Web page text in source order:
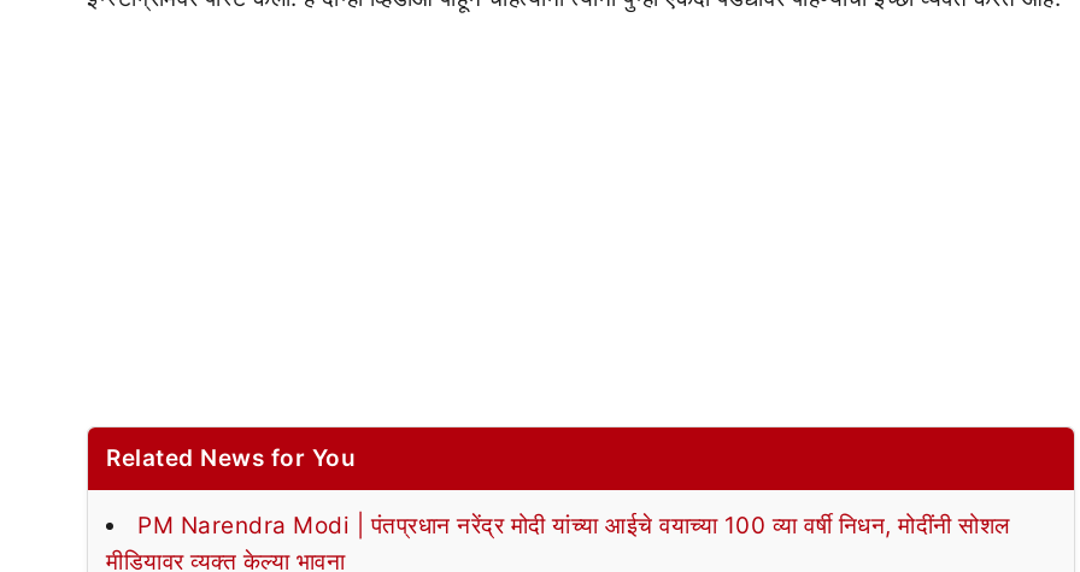
Related News for You
PM Narendra Modi | पंतप्रधान नरेंद्र मोदी यांच्या आईचे वयाच्या 100 व्या वर्षी निधन, मोदींनी सोशल
मीडियावर व्यक्त केल्या भावना